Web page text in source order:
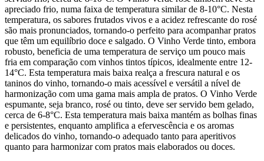
apreciado frio, numa faixa de temperatura similar de 8-10°C. Nesta
temperatura, os sabores frutados vivos e a acidez refrescante do rosé
são mais pronunciados, tornando-o perfeito para acompanhar pratos
que têm um equilíbrio doce e salgado. O Vinho Verde tinto, embora
robusto, beneficia de uma temperatura de serviço um pouco mais
fria em comparação com vinhos tintos típicos, idealmente entre 12-
14°C. Esta temperatura mais baixa realça a frescura natural e os
taninos do vinho, tornando-o mais acessível e versátil a nível de
harmonização com uma gama mais ampla de pratos. O Vinho Verde
espumante, seja branco, rosé ou tinto, deve ser servido bem gelado,
cerca de 6-8°C. Esta temperatura mais baixa mantém as bolhas finas
e persistentes, enquanto amplifica a efervescência e os aromas
delicados do vinho, tornando-o adequado tanto para aperitivos
quanto para harmonizar com pratos mais elaborados ou doces.